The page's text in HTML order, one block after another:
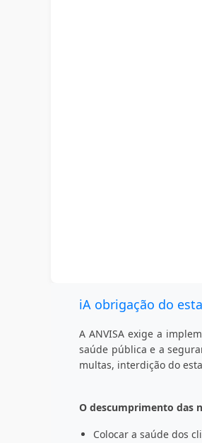
ℹ️A obrigação do
A ANVISA exige a
saúde pública e a
multas, interdição do
O descumprimento das
Colocar a saúde dos